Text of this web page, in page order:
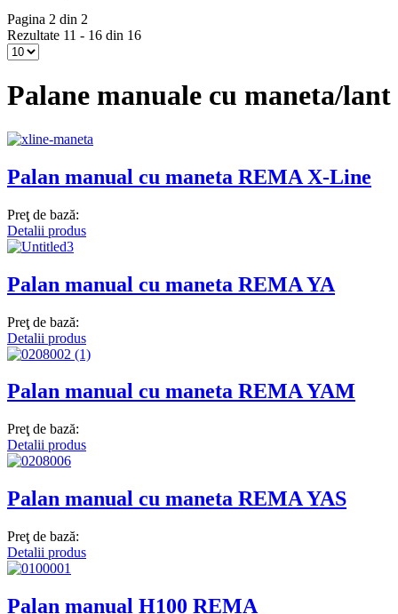
Pagina 2 din 2
Rezultate 11 - 16 din 16
Palane manuale cu maneta/lant
Palan manual cu maneta REMA X-Line
Preţ de bază:
Detalii produs
Palan manual cu maneta REMA YA
Preţ de bază:
Detalii produs
Palan manual cu maneta REMA YAM
Preţ de bază:
Detalii produs
Palan manual cu maneta REMA YAS
Preţ de bază:
Detalii produs
Palan manual H100 REMA